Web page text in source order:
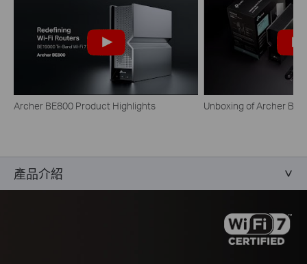
Archer BE800 Product Highlights Unboxing of Archer
產品介紹